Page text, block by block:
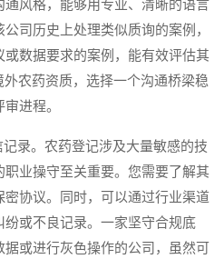
风格，能够用专业、清晰的语言
司历史上处理类似质询的案例，
数据要求的案例，能有效评估其
农药资质，选择一个沟通桥梁稳
进程。
录。农药登记涉及大量敏感的技
业操守至关重要。您需要了解其
协议。同时，可以通过行业渠道
或不良记录。一家坚守合规底
或进行灰色操作的公司，虽然可